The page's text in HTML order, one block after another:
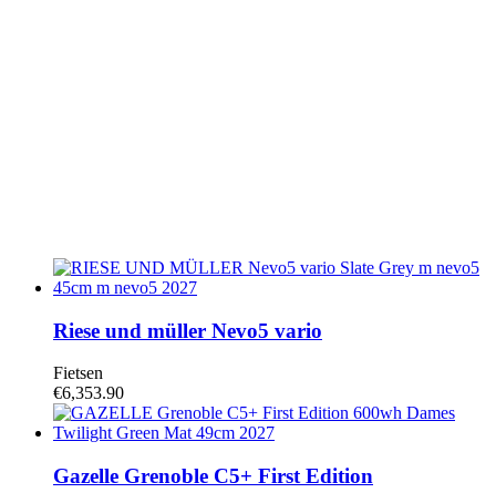
Riese und müller Nevo5 vario
Fietsen
€6,353.90
Gazelle Grenoble C5+ First Edition